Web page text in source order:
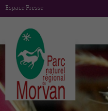
Espace Presse